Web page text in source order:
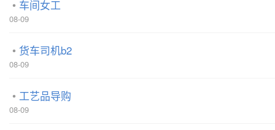
车间女工
08-09
货车司机b2
08-09
工艺品导购
08-09